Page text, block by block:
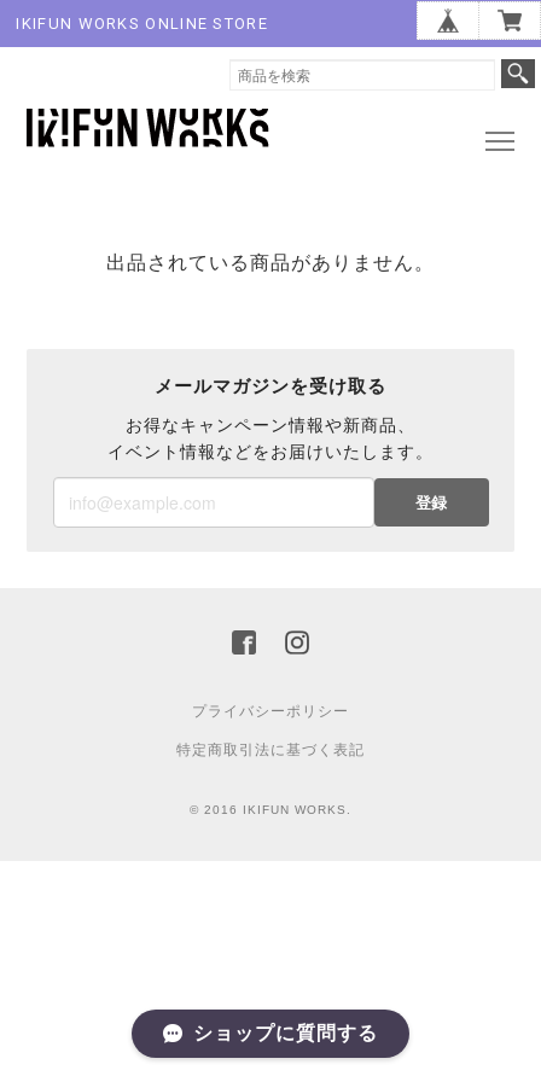
IKIFUN WORKS ONLINE STORE
出品されている商品がありません。
メールマガジンを受け取る
お得なキャンペーン情報や新商品、
イベント情報などをお届けいたします。
登録
プライバシーポリシー
特定商取引法に基づく表記
© 2016 IKIFUN WORKS.
ショップに質問する